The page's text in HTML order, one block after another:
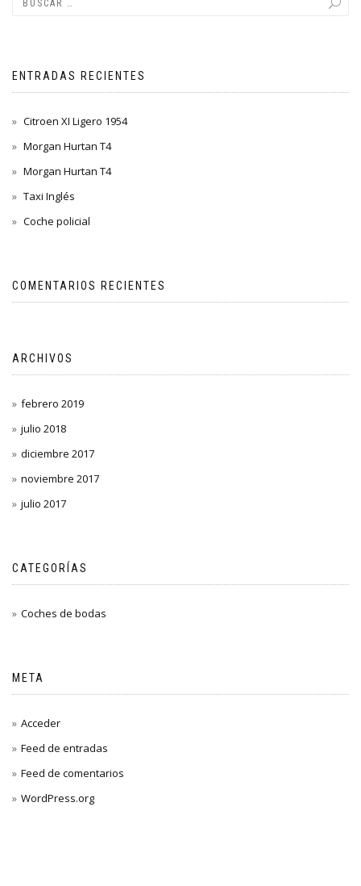
entradas
ENTRADAS RECIENTES
Citroen XI Ligero 1954
Morgan Hurtan T4
Morgan Hurtan T4
Taxi Inglés
Coche policial
COMENTARIOS RECIENTES
ARCHIVOS
febrero 2019
julio 2018
diciembre 2017
noviembre 2017
julio 2017
CATEGORÍAS
Coches de bodas
META
Acceder
Feed de entradas
Feed de comentarios
WordPress.org